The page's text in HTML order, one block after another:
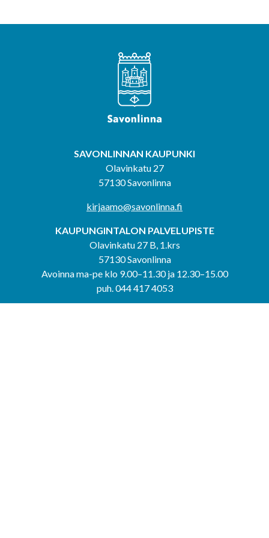
SAVONLINNAN KAUPUNKI
Olavinkatu 27
57130 Savonlinna
kirjaamo@savonlinna.fi
KAUPUNGINTALON PALVELUPISTE
Olavinkatu 27 B, 1.krs
57130 Savonlinna
Avoinna ma-pe klo 9.00–11.30 ja 12.30–15.00
puh. 044 417 4053